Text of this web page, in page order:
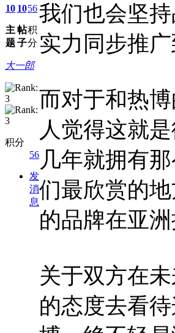
10
主
题
10
帖
子
56
积
分
大一郎
积分
56
发
消
息
我们也会坚
实力同步推
而对于和热
人觉得这就
几年就拥有
们最欣赏的
的品牌在亚
关于双方在
的态度去看